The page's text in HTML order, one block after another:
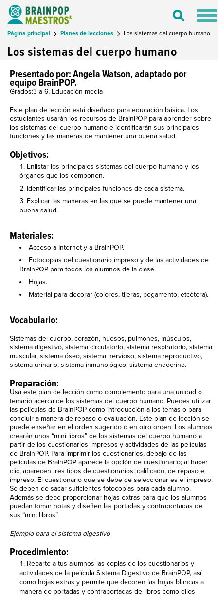
Toggle
Página principal Planes de lecciones Los sistemas del cuerpo humano
Los sistemas del cuerpo humano
Presentado por: Angela Watson, adaptado por
equipo BrainPOP.
Grados:3 a 6, Educación media
Este plan de lección está diseñado para educación básica. Los
estudiantes usarán los recursos de BrainPOP para aprender sobre
los sistemas del cuerpo humano e identificarán sus principales
funciones y las maneras de mantener una buena salud.
Objetivos:
Enlistar los principales sistemas del cuerpo humano y los
órganos que los componen.
Identificar las principales funciones de cada sistema.
Explicar las maneras en las que se puede mantener una
buena salud.
Materiales:
Acceso a Internet y a BrainPOP.
Fotocopias del cuestionario impreso y de las actividades de
BrainPOP para todos los alumnos de la clase.
Hojas.
Material para decorar (colores, tijeras, pegamento, etcétera).
Vocabulario:
Sistemas del cuerpo, corazón, huesos, pulmones, músculos,
sistema digestivo, sistema circulatorio, sistema respiratorio, sistema
muscular, sistema óseo, sistema nervioso, sistema reproductivo,
sistema urinario, sistema inmunológico, sistema endocrino.
Preparación:
Usa este plan de lección como complemento para una unidad o
temario acerca de los sistemas del cuerpo humano. Puedes utilizar
las películas de BrainPOP como introducción a los temas o para
concluir a manera de repaso o evaluación. Este plan de lección se
puede enseñar en el orden sugerido o en otro orden. Los alumnos
crearán unos “mini libros” de los sistemas del cuerpo humano a
partir de los cuestionarios impresos y actividades de las películas
de BrainPOP. Para imprimir los cuestionarios, debajo de las
películas de BrainPOP aparece la opción de cuestionario; al hacer
clic, aparecen tres tipos de cuestionarios: calificado, de repaso e
impreso. El cuestionario que se debe de seleccionar es el impreso.
Se deben de sacar suficientes fotocopias para cada alumno.
Además se debe proporcionar hojas extras para que los alumnos
puedan tomar notas y diseñen las portadas y contraportadas de
sus “mini libros”
Ejemplo para el sistema digestivo
Procedimiento:
Reparte a tus alumnos las copias de los cuestionarios y
actividades de la película Sistema Digestivo de BrainPOP, así
como hojas extras y permite que decoren las hojas blancas a
manera de portadas y contraportadas de libros como ellos